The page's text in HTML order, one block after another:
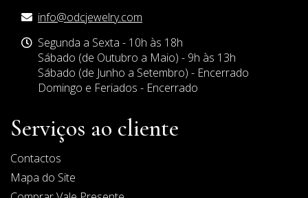
E-
info@odcjewelry.com
Horário
de
Funcionamento
Segunda a Sexta - 10h às 18h
Sábado (de Outubro a Maio) - 9h às 13h
Sábado (de Junho a Setembro) - Encerrado
Domingo e Feriados - Encerrado
Serviços ao cliente
Contactos
Mapa do Site